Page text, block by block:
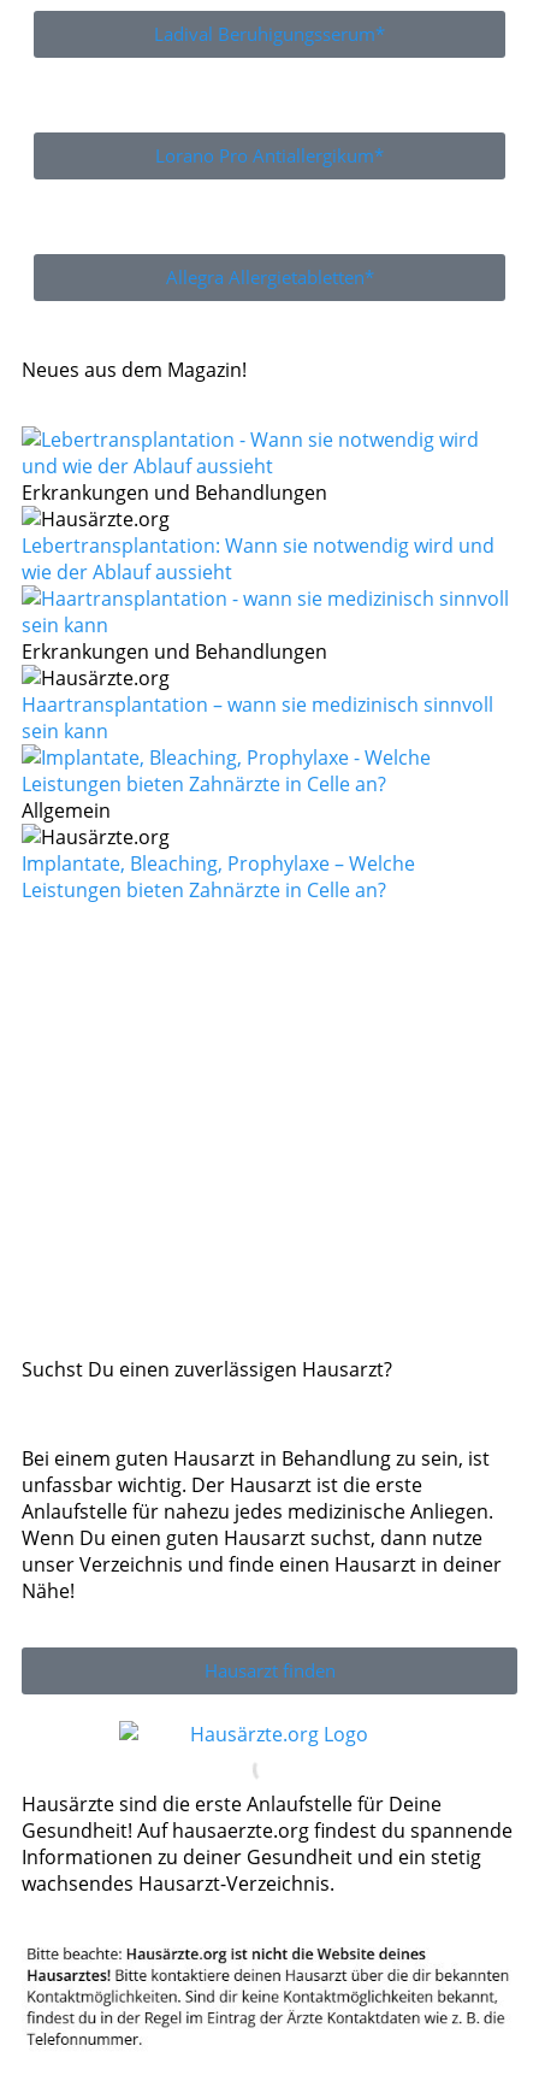
Ladival Beruhigungsserum*
Lorano Pro Antiallergikum*
Allegra Allergietabletten*
Neues aus dem Magazin!
Erkrankungen und Behandlungen
Lebertransplantation: Wann sie notwendig wird und
wie der Ablauf aussieht
Erkrankungen und Behandlungen
Haartransplantation – wann sie medizinisch sinnvoll
sein kann
Allgemein
Implantate, Bleaching, Prophylaxe – Welche
Leistungen bieten Zahnärzte in Celle an?
Suchst Du einen zuverlässigen Hausarzt?
Bei einem guten Hausarzt in Behandlung zu sein, ist
unfassbar wichtig. Der Hausarzt ist die erste
Anlaufstelle für nahezu jedes medizinische Anliegen.
Wenn Du einen guten Hausarzt suchst, dann nutze
unser Verzeichnis und finde einen Hausarzt in deiner
Nähe!
Hausarzt finden
Hausärzte sind die erste Anlaufstelle für Deine
Gesundheit! Auf hausaerzte.org findest du spannende
Informationen zu deiner Gesundheit und ein stetig
wachsendes Hausarzt-Verzeichnis.